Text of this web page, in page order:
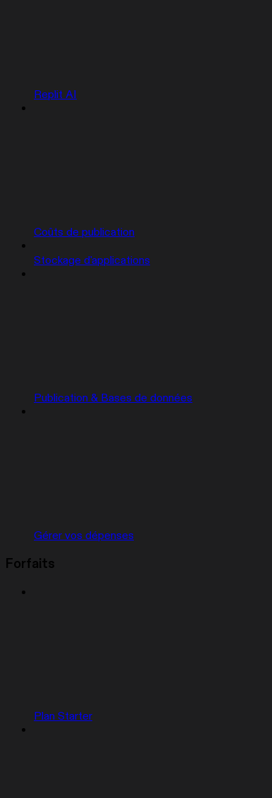
Replit AI
Coûts de publication
Stockage d'applications
Publication & Bases de données
Gérer vos dépenses
Forfaits
Plan Starter